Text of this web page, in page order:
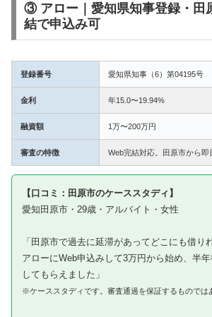
③ アロー｜愛知県知事登録・田
結で申込み可
登録番号 愛知県知事（6）第04195号
金利 年15.0〜19.94%
融資額 1万〜200万円
審査の特徴 Web完結対応。田原市から即
【口コミ：田原市のケーススタディ】
愛知田原市・29歳・アルバイト・女性
「田原市で過去に延滞があってどこにも借り
アローにWeb申込みして3万円から始め、半
してもらえました」
※ケーススタディです。審査通過を保証するものでは